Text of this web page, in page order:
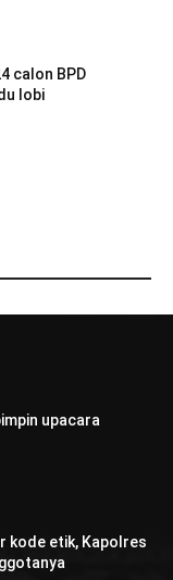
calon BPD
lobi
upacara
kode etik, Kapolres